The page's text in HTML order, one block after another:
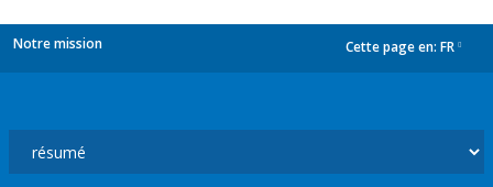
Notre mission Cette page en: FR